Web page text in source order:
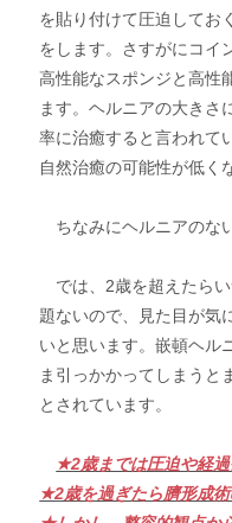
を貼り付けて圧迫してお
をします。さすがにコイ
高性能なスポンジと高性
ます。ヘルニアの大きさ
率に治癒すると言われて
自然治癒の可能性が低く
ちなみにヘルニアのな
では、2歳を超えたら
題ないので、見た目が気
いと思います。嵌頓ヘル
ま引っかかってしまうと
とされています。
★2歳までは圧迫や経過
★2歳を過ぎたら臍形成術